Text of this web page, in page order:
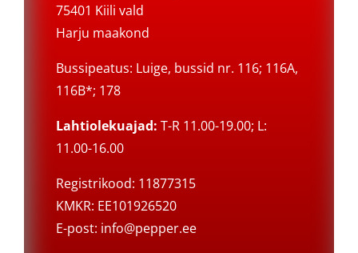
75401 Kiili vald
Harju maakond
Bussipeatus: Luige, bussid nr. 116; 116A,
116B*; 178
Lahtiolekuajad: T-R 11.00-19.00; L:
11.00-16.00
Registrikood: 11877315
KMKR: EE101926520
E-post: info@pepper.ee